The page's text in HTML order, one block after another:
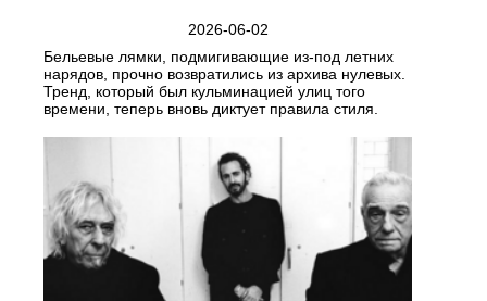
2026-06-02
Бельевые лямки, подмигивающие из‑под летних
нарядов, прочно возвратились из архива нулевых.
Тренд, который был кульминацией улиц того
времени, теперь вновь диктует правила стиля.